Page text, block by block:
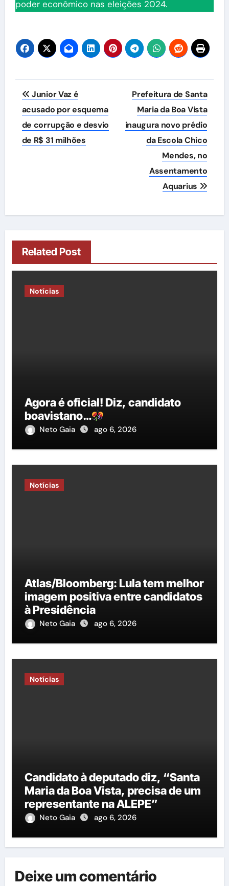
poder econômico nas eleições 2024.
Navegação
de
Post
Junior Vaz é
acusado por esquema
de corrupção e desvio
de R$ 31 milhões
Prefeitura de Santa
Maria da Boa Vista
inaugura novo prédio
da Escola Chico
Mendes, no
Assentamento
Aquarius
Related Post
Notícias
Agora é oficial! Diz, candidato
boavistano…
Neto Gaia ago 6, 2026
Notícias
Atlas/Bloomberg: Lula tem melhor
imagem positiva entre candidatos
à Presidência
Neto Gaia ago 6, 2026
Notícias
Candidato à deputado diz, “Santa
Maria da Boa Vista, precisa de um
representante na ALEPE”
Neto Gaia ago 6, 2026
Deixe um comentário